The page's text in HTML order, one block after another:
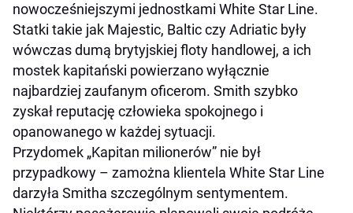
nowocześniejszymi jednostkami White Star Line.
Statki takie jak Majestic, Baltic czy Adriatic były
wówczas dumą brytyjskiej floty handlowej, a ich
mostek kapitański powierzano wyłącznie
najbardziej zaufanym oficerom. Smith szybko
zyskał reputację człowieka spokojnego i
opanowanego w każdej sytuacji.
Przydomek „Kapitan milionerów” nie był
przypadkowy – zamożna klientela White Star Line
darzyła Smitha szczególnym sentymentem.